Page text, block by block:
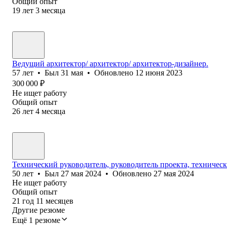
19 лет 3 месяца
Ведущий архитектор/ архитектор/ архитектор-дизайнер.
57 лет • Был 31 мая • Обновлено 12 июня 2023
300 000 ₽
Не ищет работу
Общий опыт
26 лет 4 месяца
Технический руководитель, руководитель проекта,
50 лет • Был 27 мая 2024 • Обновлено 27 мая 2024
Не ищет работу
Общий опыт
21 год 11 месяцев
Другие резюме
Ещё 1 резюме